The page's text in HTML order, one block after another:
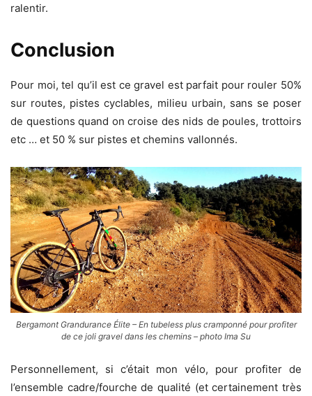
ralentir.
Conclusion
Pour moi, tel qu’il est ce gravel est parfait pour rouler 50%
sur routes, pistes cyclables, milieu urbain, sans se poser
de questions quand on croise des nids de poules, trottoirs
etc … et 50 % sur pistes et chemins vallonnés.
Bergamont Grandurance Élite – En tubeless plus cramponné pour profiter
de ce joli gravel dans les chemins – photo Ima Su
Personnellement, si c’était mon vélo, pour profiter de
l’ensemble cadre/fourche de qualité (et certainement très